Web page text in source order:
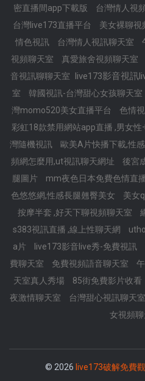
密直播間app下載版
台灣情人視
台灣live173直播平台
美女裸聊視
情色視訊
台灣情人視訊聊天室
視頻聊天室
真愛旅舍視頻聊天室
音視訊聊聊天室
live173影音視訊
室
韓國視訊-台灣甜心女孩聊天室
灣momo520美女直播平台
色情
彩虹18款禁用網站app直播 ,男女性
灣隨機視訊
歐美A片快播下載,性
頻網怎麼用,ut視訊聊天網址
後宮
腿圖片
mm夜色日本免費色情直
色悠悠網,性感長腿翹臀美女
美女
按摩半套 ,好天下聊視頻聊天室
s383視訊直播 ,線上性聊天網
a片
live173影音live秀-免費視訊
費聊天室
免費視頻語音聊天室
天室真人秀場
85街免費影片收看
夜激情聊天室
台灣甜心視訊聊天室
女視頻
© 2026 live173破解免費